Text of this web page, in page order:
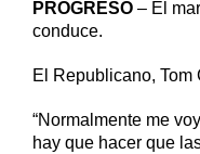
of
2
7
secondsVolume
PROGRESO – El
conduce.
El Republicano,
“Normalmente me
hay que hacer que